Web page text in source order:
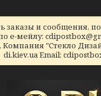
и сообщения,
мейлу:
"Стекло
di.kiev.ua Email: